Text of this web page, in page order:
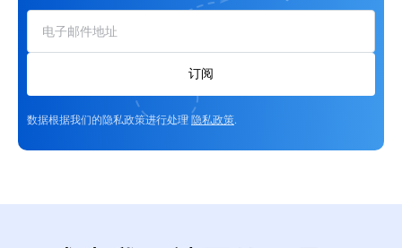
订阅
数据根据我们的隐私政策进行处理 隐私政策.